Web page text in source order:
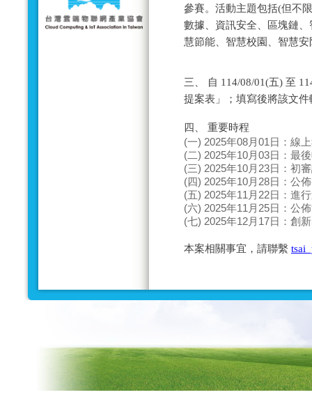
參賽。活動主題包括(但不
數據、資訊安全、區塊鏈
慧節能、智慧校園、智慧
三、 自 114/08/01(五) 至
提案表」；填寫後將該文
四、 重要時程
(一) 2025年08月01日：線
(二) 2025年10月03日：最
(三) 2025年10月23日：初
(四) 2025年10月28日：公
(五) 2025年11月22日：進
(六) 2025年11月25日：公
(七) 2025年12月17日：創
本案相關事宜，請聯繫